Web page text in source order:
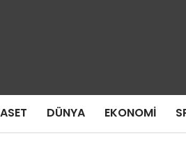
DÜNYA EKONOMI